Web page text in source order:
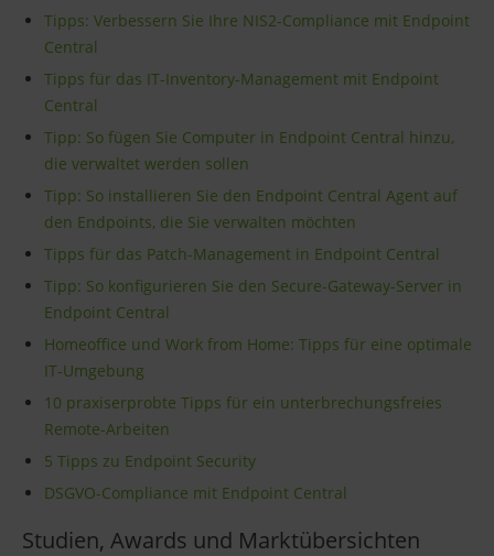
Tipps: Verbessern Sie Ihre NIS2-Compliance mit Endpoint
Central
Tipps für das IT-Inventory-Management mit Endpoint
Central
Tipp: So fügen Sie Computer in Endpoint Central hinzu,
die verwaltet werden sollen
Tipp: So installieren Sie den Endpoint Central Agent auf
den Endpoints, die Sie verwalten möchten
Tipps für das Patch-Management in Endpoint Central
Tipp: So konfigurieren Sie den Secure-Gateway-Server in
Endpoint Central
Homeoffice und Work from Home: Tipps für eine optimale
IT-Umgebung
10 praxiserprobte Tipps für ein unterbrechungsfreies
Remote-Arbeiten
5 Tipps zu Endpoint Security
DSGVO-Compliance mit Endpoint Central
Studien, Awards und Marktübersichten